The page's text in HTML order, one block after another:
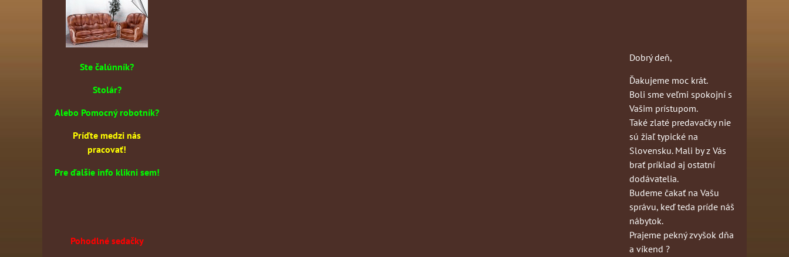
Ste čalúnník?
Stolár?
Alebo Pomocný robotník?
Príďte medzi nás
pracovať!
Pre ďalšie info klikni sem!
Pohodlné sedačky
Dobrý deň,
Ďakujeme moc krát.
Boli sme veľmi spokojní s
Vašim prístupom.
Také zlaté predavačky nie
sú žiaľ typické na
Slovensku. Mali by z Vás
brať príklad aj ostatní
dodávatelia.
Budeme čakať na Vašu
správu, keď teda príde náš
nábytok.
Prajeme pekný zvyšok dňa
a víkend ?